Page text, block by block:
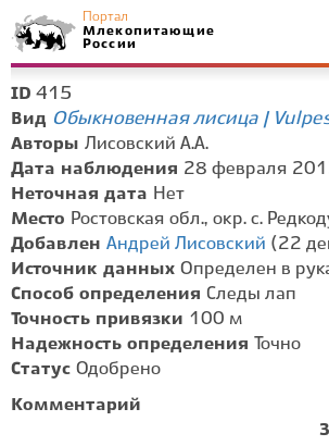
Портал
Млекопитающие
России
ID 415
Вид Обыкновенная лисица |
Авторы Лисовский А.А.
Дата наблюдения 28 февраля
Неточная дата Нет
Место Ростовская обл., окр. с.
Добавлен Андрей Лисовский (22
Источник данных Определен в
Способ определения Следы лап
Точность привязки 100 м
Надежность определения
Точно
Статус Одобрено
Комментарий